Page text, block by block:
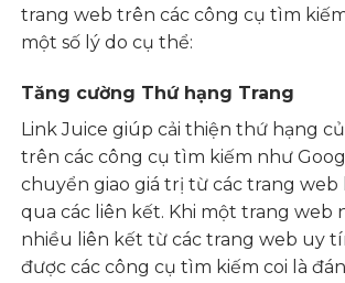
trang web trên các công cụ tìm
một số lý do cụ thể:
Tăng cường Thứ hạng Trang
Link Juice giúp cải thiện thứ hạng
trên các công cụ tìm kiếm như
chuyển giao giá trị từ các trang web
qua các liên kết. Khi một trang web
nhiều liên kết từ các trang web uy
được các công cụ tìm kiếm coi là